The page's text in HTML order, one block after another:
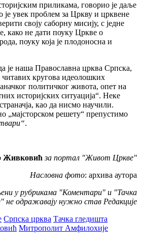
приликама, говорио је даље
увек проблем за Цркву и црквене
своју саборну мисију, с једне
како не дати поуку Цркве о
поуку која је плодоносна и
наша Православна црква Српска,
кругова идеолошких
политичког живота, опет на
историјских ситуација“. Неке
као да нисмо научили.
„мајсторском решету“ препустимо
.
Живковић за портал "Живот Цркве"
Насловна фото: архива аутора
у рубрикама "Коментари" и "Тачка
не одражавају нужно став Редакције
Српска црква Тачка гледишта
Митрополит Амфилохије